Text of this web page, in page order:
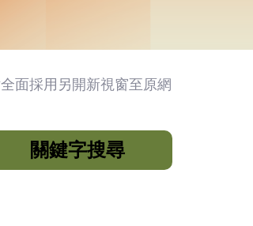
面採用另開新視窗至原網
關鍵字搜尋